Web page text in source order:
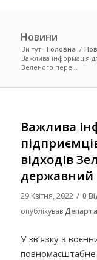
Новини
Ви тут: Головна /
Важлива інформація
Зеленого пере...
Важлива
відходів
державний
29 Квітня, 2022 / 0
опублікував
У зв’язку з
повномасштабне